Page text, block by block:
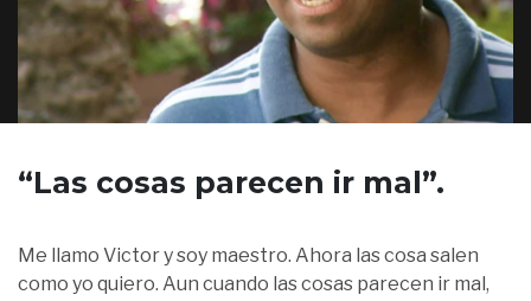
“Las cosas parecen ir mal”.
Me llamo Victor y soy maestro. Ahora las cosa salen
como yo quiero. Aun cuando las cosas parecen ir mal,